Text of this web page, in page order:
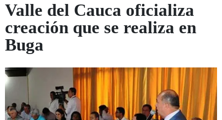
Valle del Cauca oficializa
creación que se realiza en
Buga